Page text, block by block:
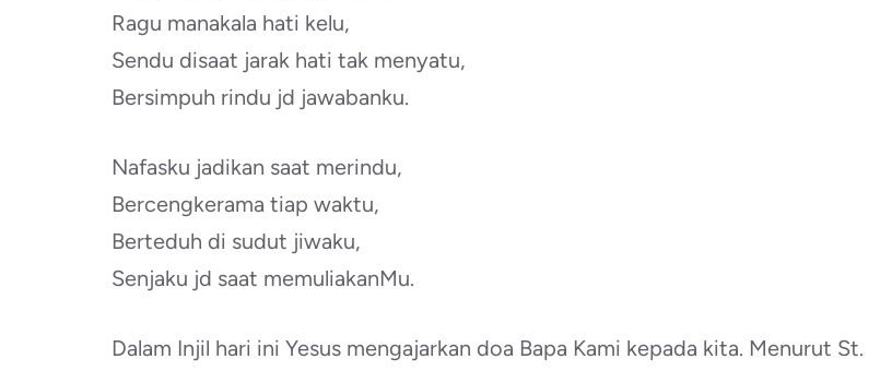
Ragu manakala hati kelu,
Sendu disaat jarak hati tak menyatu,
Bersimpuh rindu jd jawabanku.
Nafasku jadikan saat merindu,
Bercengkerama tiap waktu,
Berteduh di sudut jiwaku,
Senjaku jd saat memuliakanMu.
Dalam Injil hari ini Yesus mengajarkan doa Bapa Kami kepada kita. Menurut St.